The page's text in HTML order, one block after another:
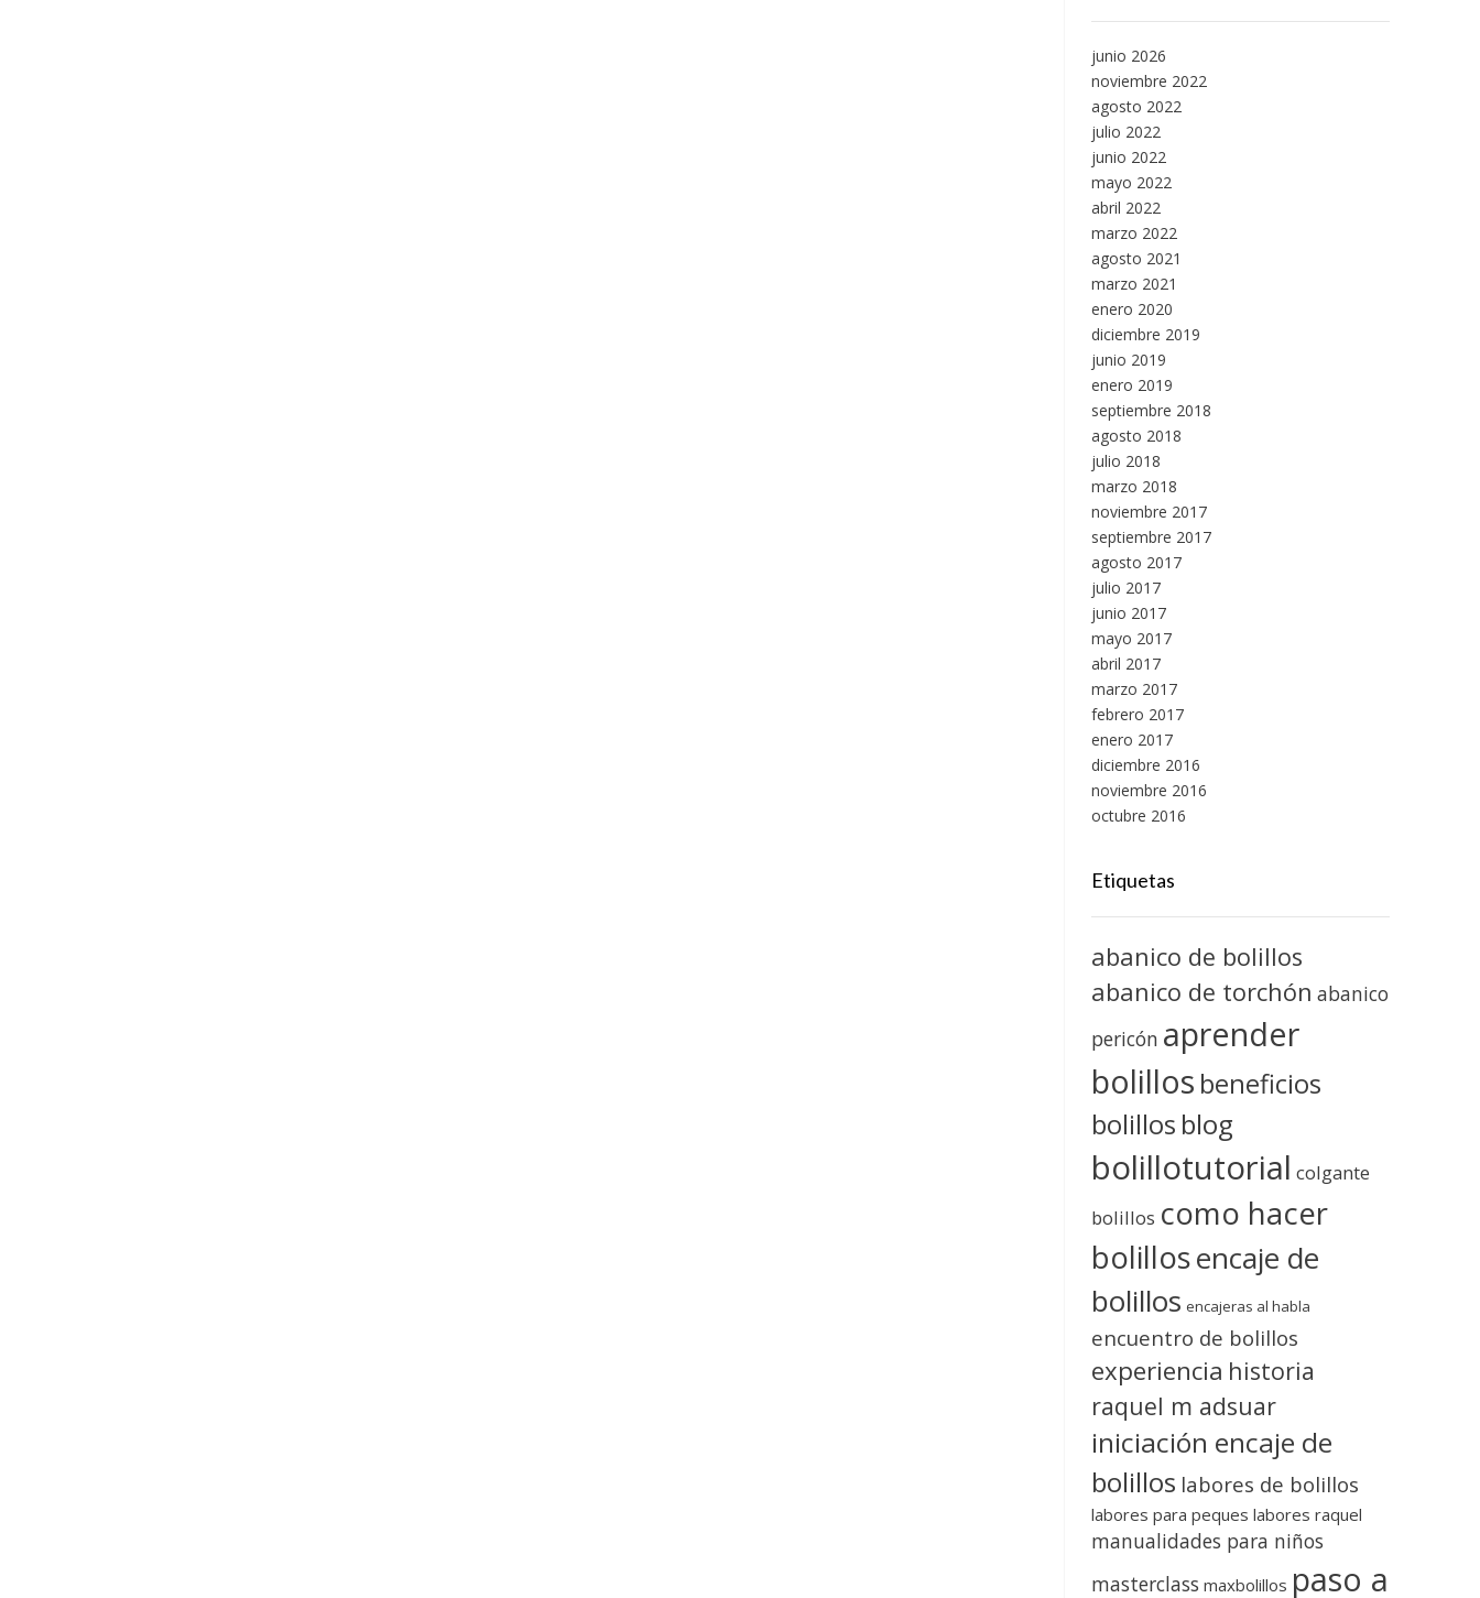
junio 2026
noviembre 2022
agosto 2022
julio 2022
junio 2022
mayo 2022
abril 2022
marzo 2022
agosto 2021
marzo 2021
enero 2020
diciembre 2019
junio 2019
enero 2019
septiembre 2018
agosto 2018
julio 2018
marzo 2018
noviembre 2017
septiembre 2017
agosto 2017
julio 2017
junio 2017
mayo 2017
abril 2017
marzo 2017
febrero 2017
enero 2017
diciembre 2016
noviembre 2016
octubre 2016
Etiquetas
abanico de bolillos
abanico de torchón abanico
pericón aprender
bolillos beneficios
bolillos blog
bolillotutorial colgante
bolillos como hacer
bolillosencaje de
bolillos encajeras al habla
encuentro de bolillos
experiencia historia
raquel m adsuar
iniciación encaje de
bolillos labores de bolillos
labores para peques labores raquel
manualidades para niños
masterclass maxbolillos paso a